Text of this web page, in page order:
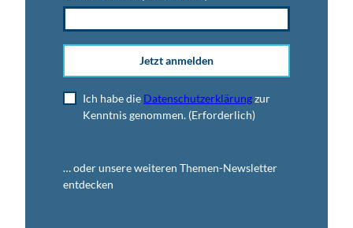
Jetzt anmelden
Ich habe die Datenschutzerklärungzur
Kenntnis genommen. (Erforderlich)
… oder unsere weiteren Themen-Newsletter
entdecken